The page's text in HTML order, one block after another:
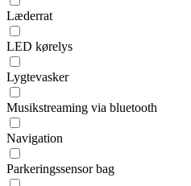
Læderrat
LED kørelys
Lygtevasker
Musikstreaming via bluetooth
Navigation
Parkeringssensor bag